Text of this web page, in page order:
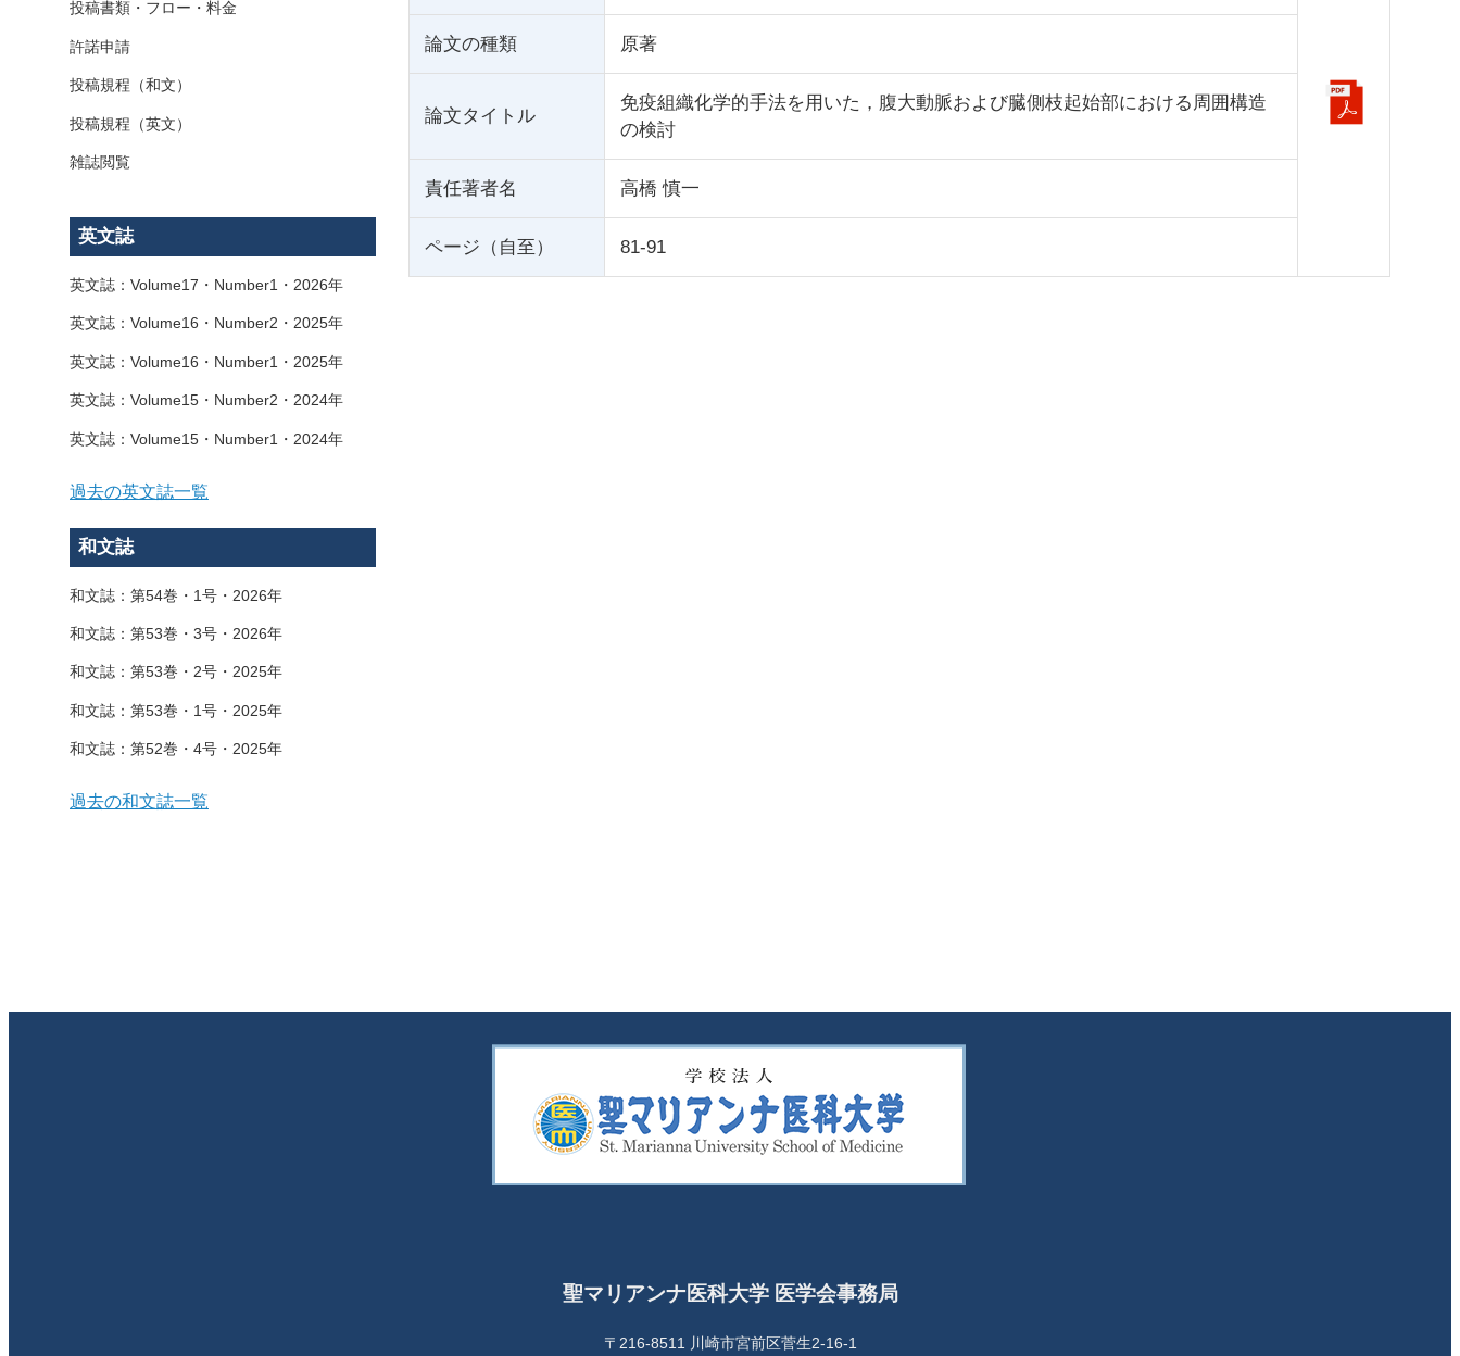
論文の種類 原著
論文タイトル
免疫組織化学的手法を用いた，腹大動脈および臓側枝起始部における周囲構造
の検討
責任著者名 高橋 慎一
ページ（自至） 81-91
投稿書類・フロー・料金
許諾申請
投稿規程（和文）
投稿規程（英文）
雑誌閲覧
英文誌
英文誌：Volume17・Number1・2026年
英文誌：Volume16・Number2・2025年
英文誌：Volume16・Number1・2025年
英文誌：Volume15・Number2・2024年
英文誌：Volume15・Number1・2024年
過去の英文誌一覧
和文誌
和文誌：第54巻・1号・2026年
和文誌：第53巻・3号・2026年
和文誌：第53巻・2号・2025年
和文誌：第53巻・1号・2025年
和文誌：第52巻・4号・2025年
過去の和文誌一覧
聖マリアンナ医科大学 医学会事務局
〒216-8511 川崎市宮前区菅生2-16-1